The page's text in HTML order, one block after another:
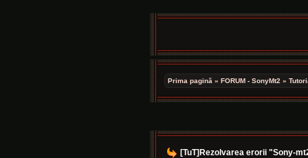
Prima pagină » FORUM - SonyMt2 »
[TuT]Rezolvarea erorii "Sony-